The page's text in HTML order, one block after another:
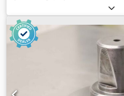
rovátkoló gép Cjdpfxotxkn Uj
600 típusú profilacél olló,
Nyomóerő: 60 és -Alkalmazások:
bevágás. -Kilyukasztás: 260 mm -
lyukasztószerszámot, lásd a
1470/960/H2140 mm -Súly: 1283 kg